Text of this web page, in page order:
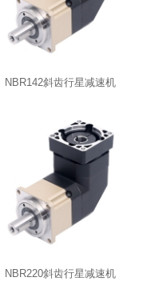
NBR142斜齿行星减速机
NBR220斜齿行星减速机